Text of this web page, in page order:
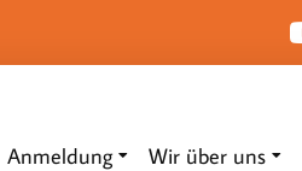
Anmeldung Wir über uns